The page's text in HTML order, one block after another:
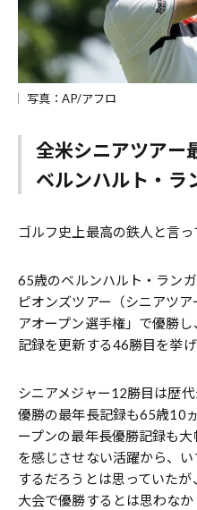
写真：AP/アフロ
全米シニアツアー
ベルンハルト・ラ
ゴルフ史上最高の鉄人と言っ
65歳のベルンハルト・ラン
ピオンズツアー（シニアツ
アオープン選手権」で優勝
記録を更新する46勝目を挙げ
シニアメジャー12勝目は歴
優勝の最年長記録も65歳10
ープンの最年長優勝記録も
を感じさせない活躍から、
するだろうとは思っていた
大会で優勝するとは思わなか